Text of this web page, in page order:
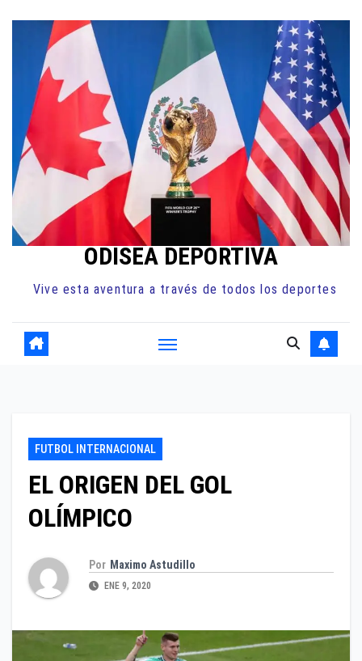
contenido
ODISEA DEPORTIVA
Vive esta aventura a través de todos los deportes
FUTBOL INTERNACIONAL
EL ORIGEN DEL GOL
OLÍMPICO
Por Maximo Astudillo
ENE 9, 2020